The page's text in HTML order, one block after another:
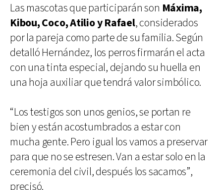
Las mascotas que participarán son Máxima,
Kibou, Coco, Atilio y Rafael, considerados
por la pareja como parte de su familia. Según
detalló Hernández, los perros firmarán el acta
con una tinta especial, dejando su huella en
una hoja auxiliar que tendrá valor simbólico.
“Los testigos son unos genios, se portan re
bien y están acostumbrados a estar con
mucha gente. Pero igual los vamos a preservar
para que no se estresen. Van a estar solo en la
ceremonia del civil, después los sacamos”,
precisó.